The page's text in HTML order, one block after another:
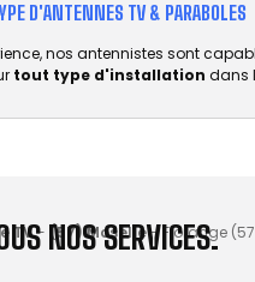
D'ANTENNES TV & PARABOLES
nos antennistes sont
tout type d'installation dans
TV- (57) Moselle- Florange
NOS SERVICES.